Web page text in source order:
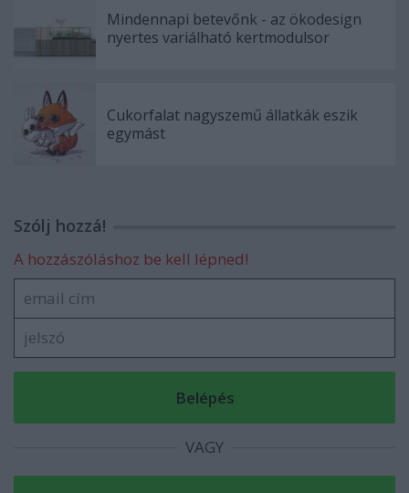
Mindennapi betevőnk - az ökodesign
nyertes variálható kertmodulsor
Cukorfalat nagyszemű állatkák eszik
egymást
Szólj hozzá!
A hozzászóláshoz be kell lépned!
VAGY